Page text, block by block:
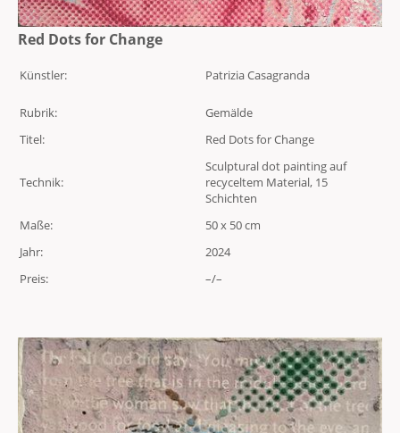
Red Dots for Change
Künstler: Patrizia Casagranda
Rubrik:
Gemälde
Titel:
Red Dots for Change
Technik:
Sculptural dot painting auf
recyceltem Material, 15
Schichten
Maße:
50 x 50 cm
Jahr:
2024
Preis:
–/–